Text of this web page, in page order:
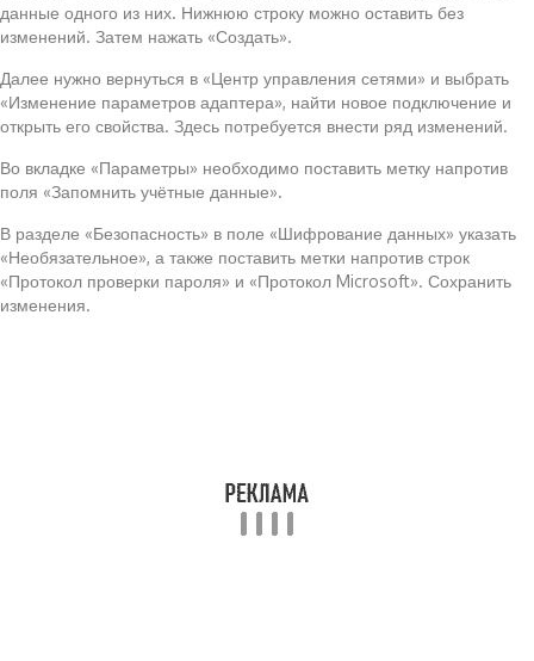
данные одного из них. Нижнюю строку можно оставить без
изменений. Затем нажать «Создать».
Далее нужно вернуться в «Центр управления сетями» и выбрать
«Изменение параметров адаптера», найти новое подключение и
открыть его свойства. Здесь потребуется внести ряд изменений.
Во вкладке «Параметры» необходимо поставить метку напротив
поля «Запомнить учётные данные».
В разделе «Безопасность» в поле «Шифрование данных» указать
«Необязательное», а также поставить метки напротив строк
«Протокол проверки пароля» и «Протокол Microsoft». Сохранить
изменения.